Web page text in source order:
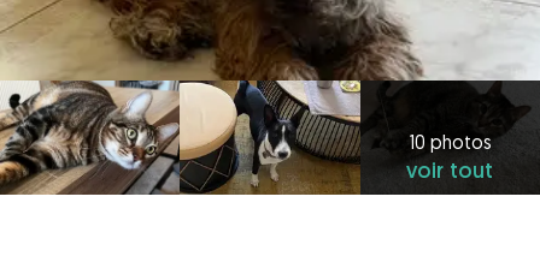
10 photos
voir tout